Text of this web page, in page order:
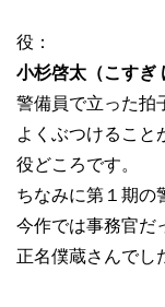
役：
小杉啓太（こすぎ
警備員で立った拍
よくぶつけること
役どころです。
ちなみに第１期の
今作では事務官だ
正名僕蔵さんでし